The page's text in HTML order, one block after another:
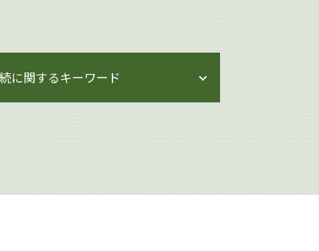
に関するキーワード
相続 生前対策 預金